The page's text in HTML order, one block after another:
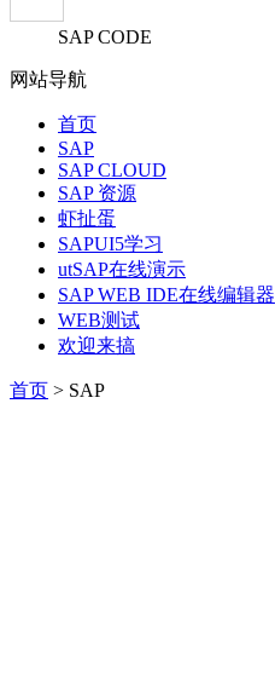
SAP CODE
网站导航
首页
SAP
SAP CLOUD
SAP 资源
虾扯蛋
SAPUI5学习
utSAP在线演示
SAP WEB IDE在线编辑器
WEB测试
欢迎来搞
首页 > SAP